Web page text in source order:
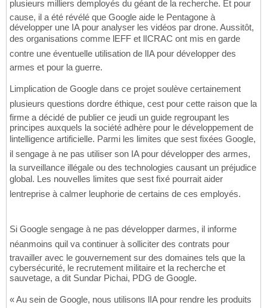
plusieurs milliers demployés du géant de la recherche. Et pour
cause, il a été révélé que Google aide le Pentagone à
développer une IA pour analyser les vidéos par drone. Aussitôt,
des organisations comme lEFF et lICRAC ont mis en garde
contre une éventuelle utilisation de lIA pour développer des
armes et pour la guerre.
Limplication de Google dans ce projet soulève certainement
plusieurs questions dordre éthique, cest pour cette raison que la
firme a décidé de publier ce jeudi un guide regroupant les
principes auxquels la société adhère pour le développement de
lintelligence artificielle. Parmi les limites que sest fixées Google,
il sengage à ne pas utiliser son IA pour développer des armes,
la surveillance illégale ou des technologies causant un préjudice
global. Les nouvelles limites que sest fixé pourrait aider
lentreprise à calmer leuphorie de certains de ces employés.
Si Google sengage à ne pas développer darmes, il informe
néanmoins quil va continuer à solliciter des contrats pour
travailler avec le gouvernement sur des domaines tels que la
cybersécurité, le recrutement militaire et la recherche et
sauvetage, a dit Sundar Pichai, PDG de Google.
« Au sein de Google, nous utilisons lIA pour rendre les produits